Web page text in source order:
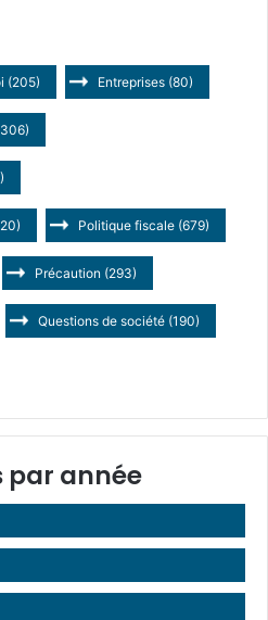
(205) Entreprises (80)
Politique fiscale (679)
Précaution (293)
Questions de société (190)
par année